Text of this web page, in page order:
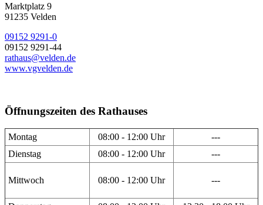
Marktplatz 9
91235 Velden
09152 9291-0
09152 9291-44
rathaus@velden.de
www.vgvelden.de
Öffnungszeiten des Rathauses
Montag 08:00 - 12:00 Uhr
---
Dienstag
08:00 - 12:00 Uhr ---
Mittwoch 08:00 - 12:00 Uhr ---